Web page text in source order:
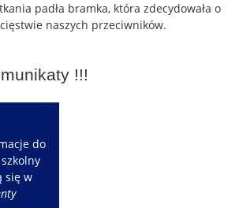
padła bramka, która zdecydowała o
naszych przeciwników.
!!!
do
się w